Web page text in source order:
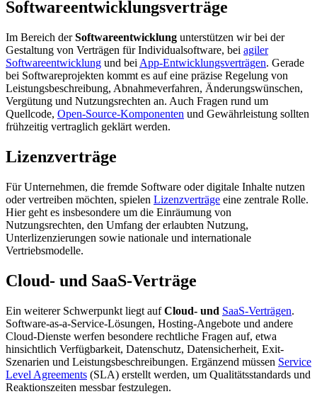
Softwareentwicklungsverträge
Im Bereich derSoftwareentwicklung unterstützen wir bei der
Gestaltung von Verträgen für Individualsoftware, bei agiler
Softwareentwicklung und bei App-Entwicklungsverträgen. Gerade
bei Softwareprojekten kommt es auf eine präzise Regelung von
Leistungsbeschreibung, Abnahmeverfahren, Änderungswünschen,
Vergütung und Nutzungsrechten an. Auch Fragen rund um
Quellcode, Open-Source-Komponenten und Gewährleistung sollten
frühzeitig vertraglich geklärt werden.
Lizenzverträge
Für Unternehmen, die fremde Software oder digitale Inhalte nutzen
oder vertreiben möchten, spielen Lizenzverträge eine zentrale Rolle.
Hier geht es insbesondere um die Einräumung von
Nutzungsrechten, den Umfang der erlaubten Nutzung,
Unterlizenzierungen sowie nationale und internationale
Vertriebsmodelle.
Cloud- und SaaS-Verträge
Ein weiterer Schwerpunkt liegt aufCloud- und SaaS-Verträgen.
Software-as-a-Service-Lösungen, Hosting-Angebote und andere
Cloud-Dienste werfen besondere rechtliche Fragen auf, etwa
hinsichtlich Verfügbarkeit, Datenschutz, Datensicherheit, Exit-
Szenarien und Leistungsbeschreibungen. Ergänzend müssen Service
Level Agreements (SLA) erstellt werden, um Qualitätsstandards und
Reaktionszeiten messbar festzulegen.